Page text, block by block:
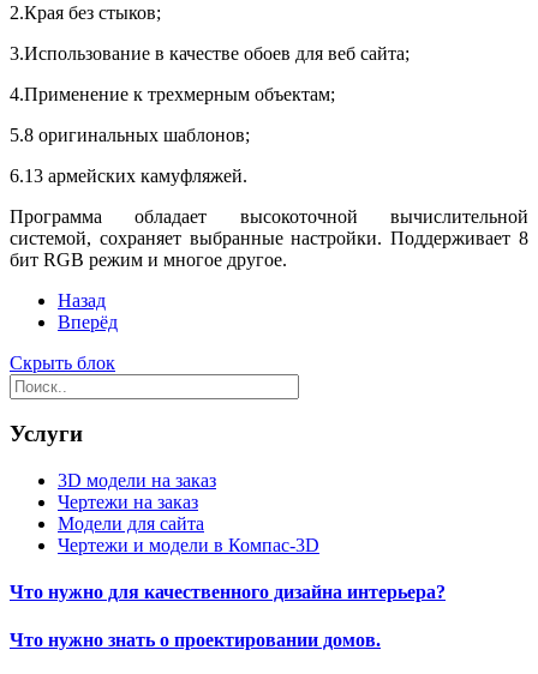
2.Края без стыков;
3.Использование в качестве обоев для веб сайта;
4.Применение к трехмерным объектам;
5.8 оригинальных шаблонов;
6.13 армейских камуфляжей.
Программа обладает высокоточной вычислительной
системой, сохраняет выбранные настройки. Поддерживает 8
бит RGB режим и многое другое.
Назад
Вперёд
Скрыть блок
Услуги
3D модели на заказ
Чертежи на заказ
Модели для сайта
Чертежи и модели в Компас-3D
Что нужно для качественного дизайна интерьера?
Что нужно знать о проектировании домов.